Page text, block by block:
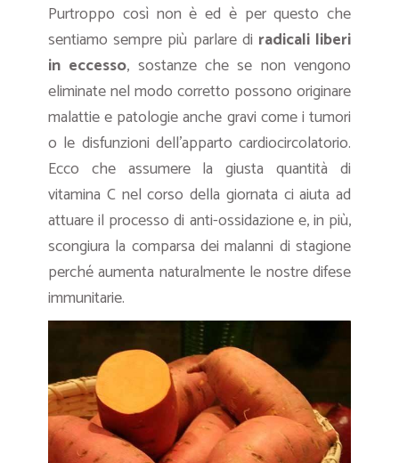
Purtroppo così non è ed è per questo che
sentiamo sempre più parlare di radicali liberi
in eccesso, sostanze che se non vengono
eliminate nel modo corretto possono originare
malattie e patologie anche gravi come i tumori
o le disfunzioni dell’apparto cardiocircolatorio.
Ecco che assumere la giusta quantità di
vitamina C nel corso della giornata ci aiuta ad
attuare il processo di anti-ossidazione e, in più,
scongiura la comparsa dei malanni di stagione
perché aumenta naturalmente le nostre difese
immunitarie.